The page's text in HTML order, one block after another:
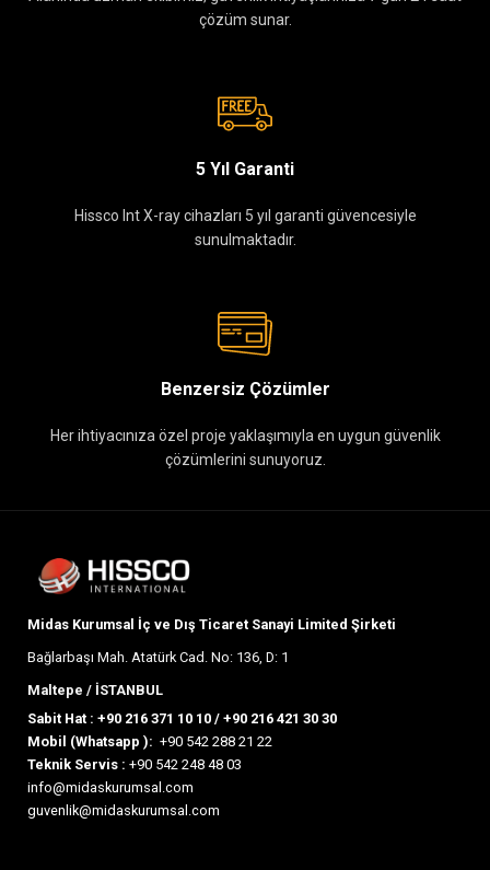
çözüm sunar.
5 Yıl Garanti
Hissco Int X-ray cihazları 5 yıl garanti güvencesiyle
sunulmaktadır.
Benzersiz Çözümler
Her ihtiyacınıza özel proje yaklaşımıyla en uygun güvenlik
çözümlerini sunuyoruz.
Midas Kurumsal İç ve Dış Ticaret Sanayi Limited Şirketi
Bağlarbaşı Mah. Atatürk Cad. No: 136, D: 1
Maltepe / İSTANBUL
Sabit Hat :+90 216 371 10 10 /+90 216 421 30 30
Mobil (Whatsapp ): +90 542 288 21 22
Teknik Servis : +90 542 248 48 03
info@midaskurumsal.com
guvenlik@midaskurumsal.com